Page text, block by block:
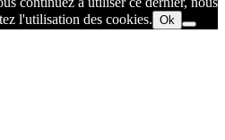
l'utilisation des cookies. Ok